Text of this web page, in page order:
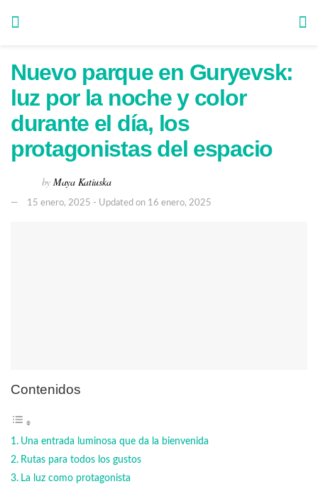
Nuevo parque en Guryevsk:
luz por la noche y color
durante el día, los
protagonistas del espacio
by Maya Katiuska
15 enero, 2025 - Updated on 16 enero, 2025
Contenidos
Una entrada luminosa que da la bienvenida
Rutas para todos los gustos
La luz como protagonista